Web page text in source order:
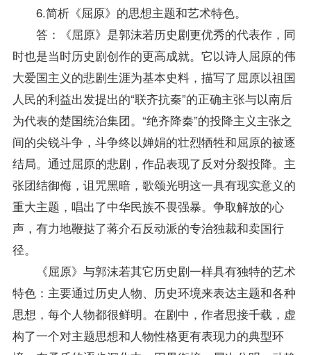
6.简析《屈原》的思想主题和艺术特色。
答：《屈原》是郭沫若历史剧更优秀的代表作，同
时也是当时历史剧创作的更高成就。它以诗人屈原的伟
大爱国主义的悲剧生涯为基本史料，描写了屈原以祖国
人民的利益出发提出的“联齐抗秦”的正确主张与以南后
为代表的楚国统治集团。“绝齐降秦”的投降主义主张之
间的尖锐斗争，斗争终以婵娟的壮烈牺牲和屈原的被逐
结局。通过屈原的悲剧，作品表现了反对分裂投降。主
张团结御侮，诅咒黑暗，歌颂光明这一具有现实意义的
重大主题，唱出了中华民族不畏强暴。争取解放的心
声，有力地鞭挞了蒋介石反动派的专治独裁和卖国行
径。
《屈原》与郭沫若其它历史剧一样具有独特的艺术
特色：主要通过历史人物、历史环境来表达主题和各种
思想，每个人物都很鲜明。在剧中，作者思接千载，虚
构了一个对主题思想和人物性格更有表现力的典型环